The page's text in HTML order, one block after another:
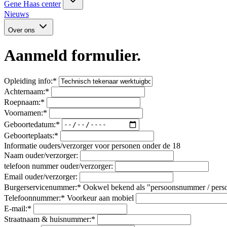
Gene Haas center
Nieuws
Over ons
Aanmeld formulier.
Opleiding info:*
Achternaam:*
Roepnaam:*
Voornamen:*
Geboortedatum:*
Geboorteplaats:*
Informatie ouders/verzorger voor personen onder de 18
Naam ouder/verzorger:
telefoon nummer ouder/verzorger:
Email ouder/verzorger:
Burgerservicenummer:* Ookwel bekend als "persoonsnummer /
Telefoonnummer:* Voorkeur aan mobiel
E-mail:*
Straatnaam & huisnummer:*